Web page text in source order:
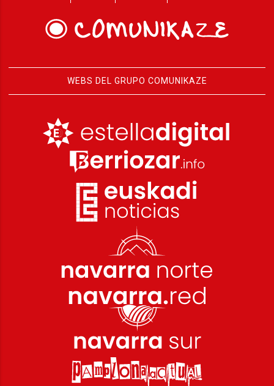
WEBS DEL GRUPO COMUNIKAZE